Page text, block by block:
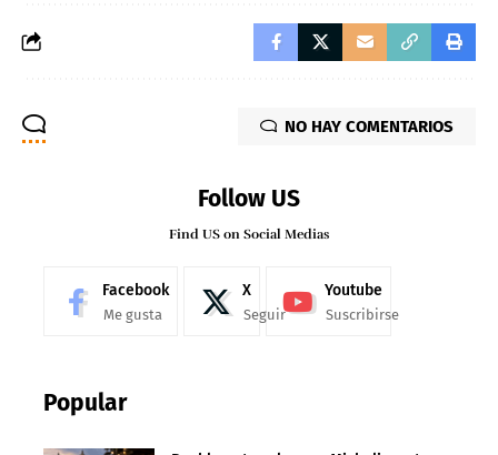
NO HAY COMENTARIOS
Follow US
Find US on Social Medias
Facebook
Me gusta
X
Seguir
Youtube
Suscribirse
Popular